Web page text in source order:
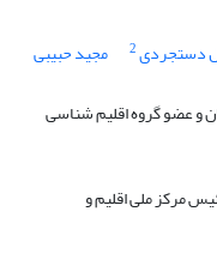
دستجردی2 مجید حبیبی
و عضو گروه اقلیم شناسی
مرکز ملی اقلیم و